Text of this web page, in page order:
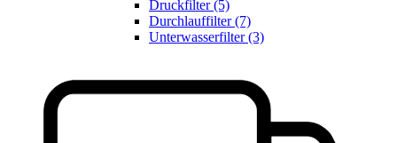
Druckfilter (5)
Durchlauffilter (7)
Unterwasserfilter (3)